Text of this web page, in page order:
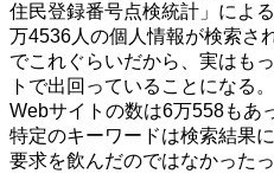
住民登録番号点検統計」によ
万4536人の個人情報が検索さ
でこれぐらいだから、実はも
トで出回っていることになる
Webサイトの数は6万558もあ
特定のキーワードは検索結果
要求を飲んだのではなかった